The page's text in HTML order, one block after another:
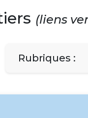
(liens
Rubriques :